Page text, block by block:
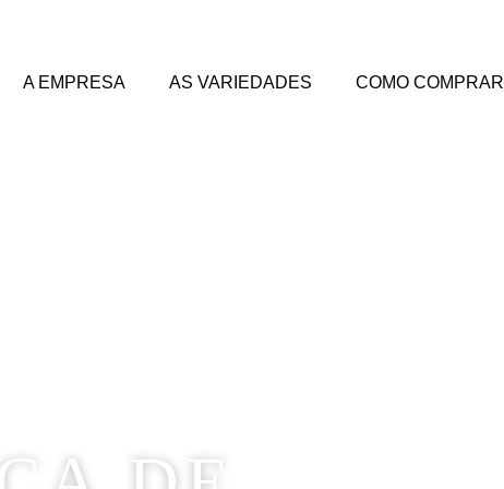
A EMPRESA AS VARIEDADES COMO COMPRAR